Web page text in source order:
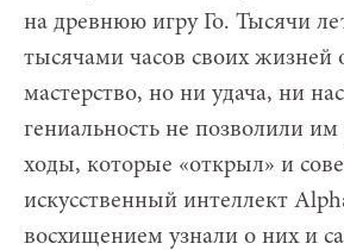
на древнюю игру Го. Тысячи
тысячами часов своих жизней
мастерство, но ни удача, ни
гениальность не позволили им
ходы, которые «открыл» и
искусственный интеллект
восхищением узнали о них и